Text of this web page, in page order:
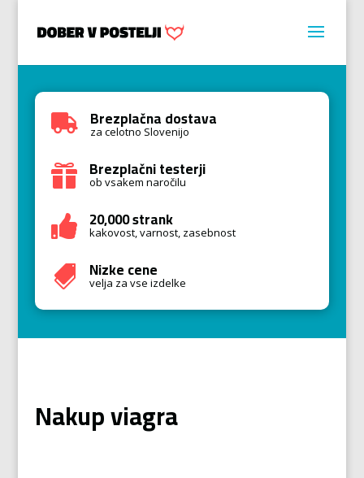
 Brezplačna dostava
za celotno Slovenijo
 Brezplačni testerji
ob vsakem naročilu
 20,000 strank
kakovost, varnost, zasebnost
 Nizke cene
velja za vse izdelke
Nakup viagra